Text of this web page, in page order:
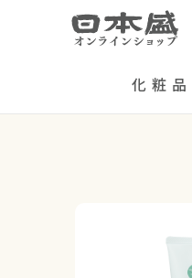
化粧品